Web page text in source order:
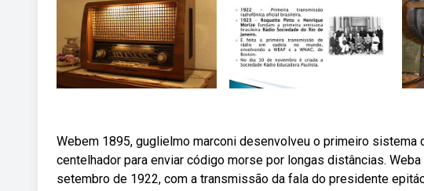
Webem 1895, guglielmo marconi desenvolveu o primeiro sistema
centelhador para enviar código morse por longas distâncias.
setembro de 1922, com a transmissão da fala do presidente